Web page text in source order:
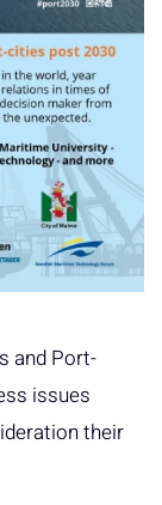
and Port-
issues
their